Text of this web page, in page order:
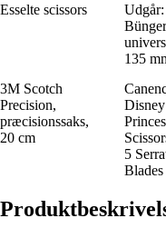
Esselte scissors
Udgår:
135
3M Scotch
Precision,
præcisionssaks,
20 cm
Disney
5
Blades